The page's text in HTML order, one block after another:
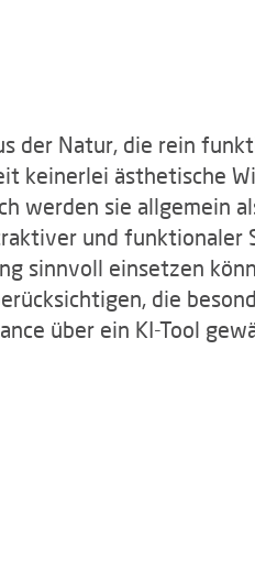
der Natur, die rein
keinerlei ästhetische
werden sie allgemein
und funktionaler
sinnvoll einsetzen
die
über ein KI-Tool